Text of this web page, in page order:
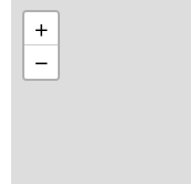
+
−